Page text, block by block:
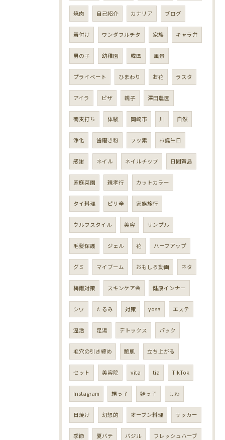
焼肉 自己紹介 カナリア ブログ
着付け ワンダフルチタ 家族 キャラ弁
男の子 幼稚園 韓国 風景
プライベート ひまわり お花 ラスタ
アイラ ピザ 親子 澤田農園
蕎麦打ち 体験 岡崎市 川 自然
浄化 歯磨き粉 フッ素 お誕生日
感謝 ネイル ネイルチップ 日間賀島
家庭菜園 親孝行 カットカラー
タイ料理 ピリ辛 家族旅行
ウルフスタイル 美容 サンプル
毛髪保護 ジェル 花 ハーフアップ
グミ マイブーム おもしろ動画 ネタ
梅雨対策 スキンケア会 健康インナー
シワ たるみ 対策 yosa エステ
温活 足湯 デトックス パック
毛穴の引き締め 艶肌 立ち上がる
セット 美容院 vita tia TikTok
Instagram 甥っ子 姪っ子 しわ
日焼け 幻想的 オーブン料理 サッカー
季節 夏バテ バジル フレッシュハーブ